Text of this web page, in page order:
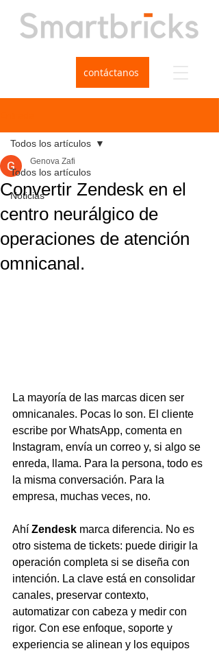
contáctanos
Todos los artículos
Noticias
Todos los artículos
Convertir Zendesk en el
centro neurálgico de
operaciones de atención
omnicanal.
Genova Zafi
La mayoría de las marcas dicen ser
omnicanales. Pocas lo son. El cliente
escribe por WhatsApp, comenta en
Instagram, envía un correo y, si algo se
enreda, llama. Para la persona, todo es
la misma conversación. Para la
empresa, muchas veces, no.
Ahí Zendesk marca diferencia. No es
otro sistema de tickets: puede dirigir la
operación completa si se diseña con
intención. La clave está en consolidar
canales, preservar contexto,
automatizar con cabeza y medir con
rigor. Con ese enfoque, soporte y
experiencia se alinean y los equipos